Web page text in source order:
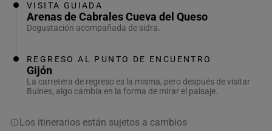
VISITA GUIADA
Arenas de Cabrales Cueva del Queso
Degustación acompañada de sidra.
REGRESO AL PUNTO DE ENCUENTRO
Gijón
La carretera de regreso es la misma, pero después de visitar
Bulnes, algo cambia en la forma de mirar el paisaje.
Los itinerarios están sujetos a cambios